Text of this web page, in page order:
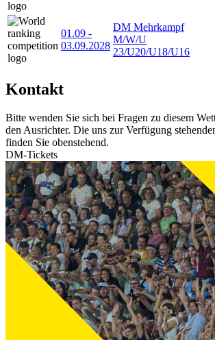
01.09 -
03.09.2028
DM Mehrkampf
M/W/U
23/U20/U18/U16
Kontakt
Bitte wenden Sie sich bei Fragen zu diesem
den Ausrichter. Die uns zur Verfügung
finden Sie obenstehend.
DM-Tickets